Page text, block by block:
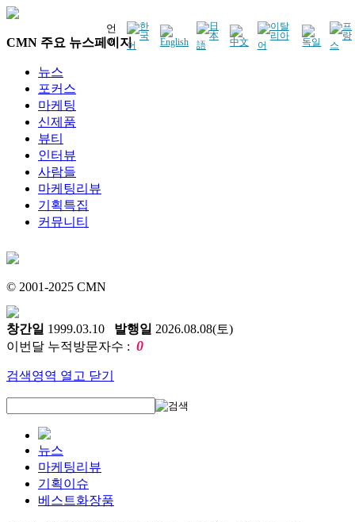
언
어
CMN 주요 뉴스페이지
뉴스
포커스
마케팅
신제품
뷰티
인터뷰
사람들
마케팅리뷰
기획특집
커뮤니티
© 2001-2025 CMN
창간일 1999.03.10 발행일 2026.08.08(토)
이번달 누적방문자수 : 0
검색영역 열고 닫기
뉴스
마케팅리뷰
기획이슈
베스트화장품